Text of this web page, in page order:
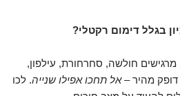
בגלל דימום רקטלי?
חולשה, סחרחורת, עילפון,
דופק מהיר –אל תחכו אפילו שנייה. לכו